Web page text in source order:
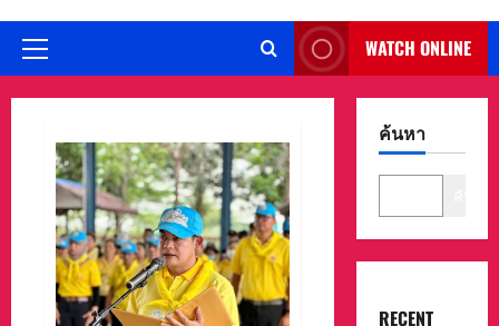
Primary
WATCH ONLINE
ค้นหา
RECENT